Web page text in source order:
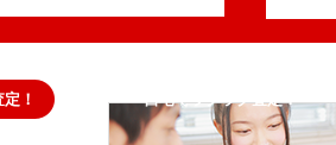
！ 自宅でラクラク査定！